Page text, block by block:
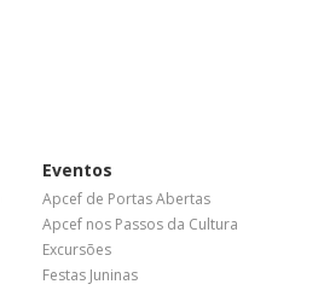
Eventos
Apcef de Portas Abertas
Apcef nos Passos da Cultura
Excursões
Festas Juninas